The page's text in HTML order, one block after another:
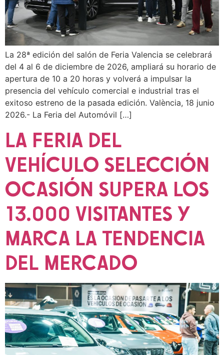
La 28ª edición del salón de Feria Valencia se celebrará
del 4 al 6 de diciembre de 2026, ampliará su horario de
apertura de 10 a 20 horas y volverá a impulsar la
presencia del vehículo comercial e industrial tras el
exitoso estreno de la pasada edición. València, 18 junio
2026.- La Feria del Automóvil […]
LA FERIA DEL
VEHÍCULO SELECCIÓN
OCASIÓN SUPERA LOS
13.000 VISITANTES Y
MARCA LA TENDENCIA
DEL MERCADO